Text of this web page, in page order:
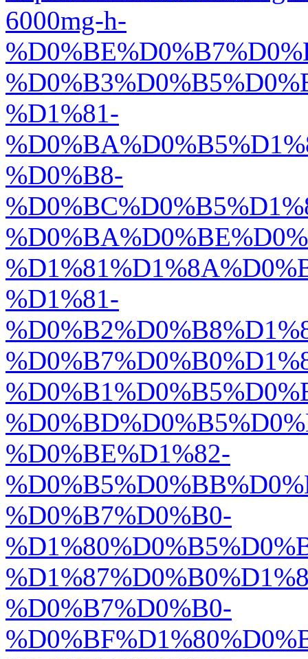
6000mg-h-
%D1%81-
%D0%B8-
%D1%81-
%D0%BE%D1%82-
%D0%B7%D0%B0-
%D0%B7%D0%B0-